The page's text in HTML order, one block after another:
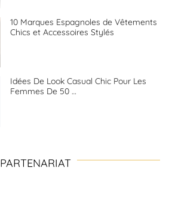
10 Marques Espagnoles de Vêtements
Chics et Accessoires Stylés
Idées De Look Casual Chic Pour Les
Femmes De 50 …
PARTENARIAT